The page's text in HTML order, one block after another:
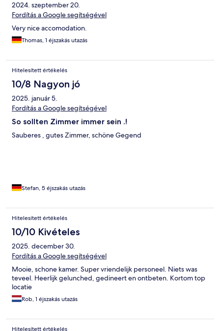
2024. szeptember 20.
Fordítás a Google segítségével
Very nice accomodation.
Thomas, 1 éjszakás utazás
Hitelesített értékelés
10/8 Nagyon jó
2025. január 5.
Fordítás a Google segítségével
So sollten Zimmer immer sein .!
Sauberes , gutes Zimmer, schöne Gegend
Stefan, 5 éjszakás utazás
Hitelesített értékelés
10/10 Kivételes
2025. december 30.
Fordítás a Google segítségével
Mooie, schone kamer. Super vriendelijk personeel. Niets was
teveel. Heerlijk gelunched, gedineert en ontbeten. Kortom top
locatie
Rob, 1 éjszakás utazás
Hitelesített értékelés